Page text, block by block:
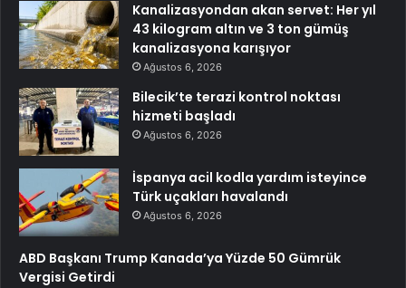
Kanalizasyondan akan servet: Her yıl
43 kilogram altın ve 3 ton gümüş
kanalizasyona karışıyor
Ağustos 6, 2026
Bilecik’te terazi kontrol noktası
hizmeti başladı
Ağustos 6, 2026
İspanya acil kodla yardım isteyince
Türk uçakları havalandı
Ağustos 6, 2026
ABD Başkanı Trump Kanada’ya Yüzde 50 Gümrük
Vergisi Getirdi